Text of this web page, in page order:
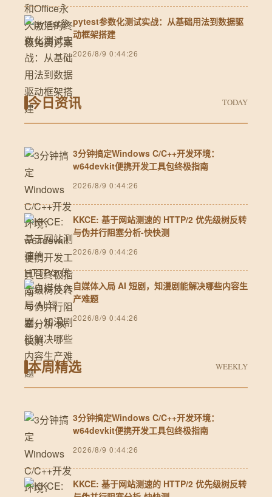
pytest参数化测试实战：从基础用法到数据驱
动框架搭建
2026/8/9 0:44:26
今日资讯 TODAY
3分钟搞定Windows C/C++开发环境：
w64devkit便携开发工具包终极指南
2026/8/9 0:44:26
KKCE: 基于网站测速的 HTTP/2 优先级树反转
与伪并行阻塞分析-快快测
2026/8/9 0:44:26
自媒体入局 AI 短剧，知漫剧能解决哪些内容生
产难题
2026/8/9 0:44:26
本周精选 WEEKLY
3分钟搞定Windows C/C++开发环境：
w64devkit便携开发工具包终极指南
2026/8/9 0:44:26
KKCE: 基于网站测速的 HTTP/2 优先级树反转